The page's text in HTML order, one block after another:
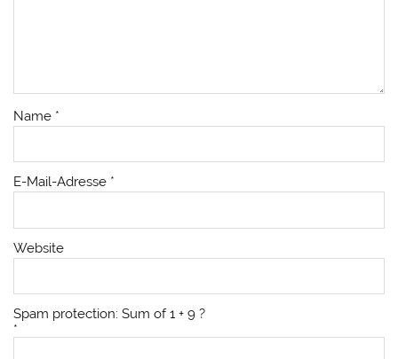
Name *
E-Mail-Adresse *
Website
Spam protection: Sum of 1 + 9 ?
*